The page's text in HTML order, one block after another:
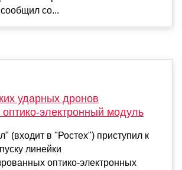
сообщил со...
ударных дронов
оптико-электронный модуль
(входит в "Ростех") приступил к
линейки
оптико-электронных